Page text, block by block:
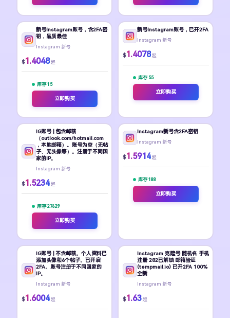
新号Instagram账号，含2FA密
钥，品质最佳
Instagram 新号
$1.4048 起
库存 15
立即购买
新号Instagram账号，已开2FA
Instagram 新号
$1.4078 起
库存 55
立即购买
IG账号 | 包含邮箱
（outlook.com/hotmail.com
，本地邮箱）。账号为空（无帖
子、无头像等）。注册于不同国
家的IP。
Instagram 新号
$1.5234 起
库存 27629
立即购买
Instagram新号含2FA密钥
Instagram 新号
$1.5914 起
库存 188
立即购买
IG账号 | 不含邮箱。个人资料已
添加头像和6个帖子。已开启
2FA。账号注册于不同国家的
IP。
Instagram 新号
$1.6004 起
Instagram 克隆号 随机名 手机
注册 282已解锁 邮箱验证
(tempmail.io) 已开2FA 100%
全新
Instagram 新号
$1.63 起